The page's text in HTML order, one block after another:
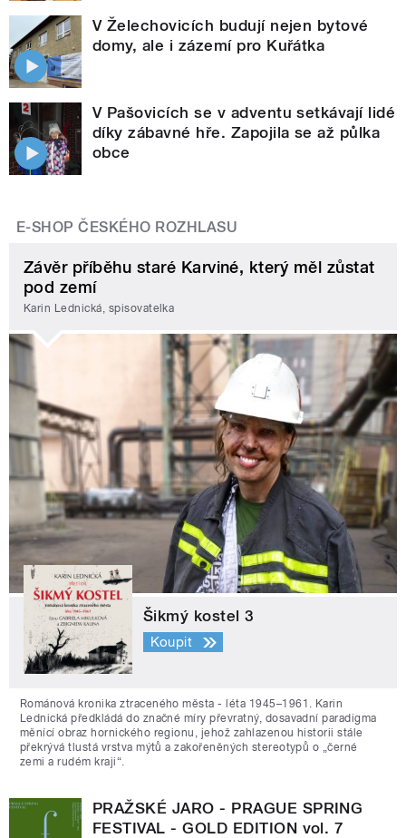
V Želechovicích budují nejen bytové
domy, ale i zázemí pro Kuřátka
V Pašovicích se v adventu setkávají lidé
díky zábavné hře. Zapojila se až půlka
obce
E-SHOP ČESKÉHO ROZHLASU
Závěr příběhu staré Karviné, který měl zůstat
pod zemí
Karin Lednická, spisovatelka
Šikmý kostel 3
Koupit
Románová kronika ztraceného města - léta 1945–1961. Karin
Lednická předkládá do značné míry převratný, dosavadní paradigma
měnící obraz hornického regionu, jehož zahlazenou historii stále
překrývá tlustá vrstva mýtů a zakořeněných stereotypů o „černé
zemi a rudém kraji“.
PRAŽSKÉ JARO - PRAGUE SPRING
FESTIVAL - GOLD EDITION vol. 7